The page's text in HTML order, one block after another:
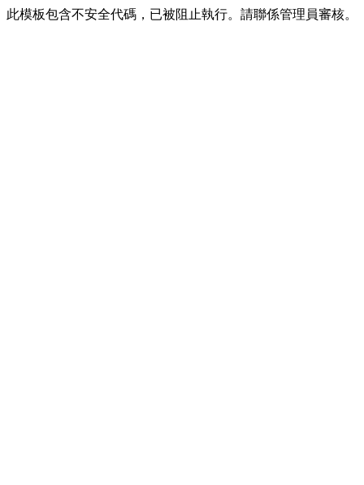
此模板包含不安全代碼，已被阻止執行。請聯係管理員審核。